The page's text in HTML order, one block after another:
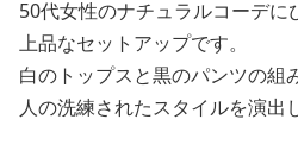
50代女性のナチュラルコーデ
上品なセットアップです。
白のトップスと黒のパンツの組
人の洗練されたスタイルを演出